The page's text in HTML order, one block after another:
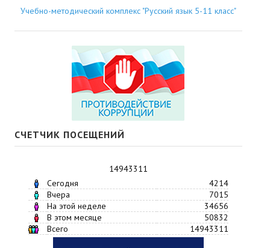
Учебно-методический комплекс "Русский язык 5-11 класс"
СЧЕТЧИК ПОСЕЩЕНИЙ
14943311
Сегодня
4214
Вчера
7015
На этой неделе
34656
В этом месяце
50832
Всего
14943311